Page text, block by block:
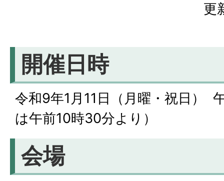
更
開催日時
令和9年1月11日（月曜・祝日）
は午前10時30分より）
会場